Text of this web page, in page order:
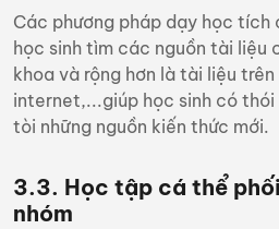
Các phương pháp dạy học tích
học sinh tìm các nguồn tài liệu
khoa và rộng hơn là tài liệu
internet,...giúp học sinh có
tòi những nguồn kiến thức mới.
3.3. Học tập cá thể
nhóm